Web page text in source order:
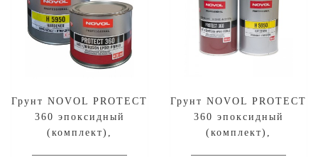
Грунт NOVOL PROTECT
360 эпоксидный
(комплект),
Грунт NOVOL PROTECT
360 эпоксидный
(комплект),